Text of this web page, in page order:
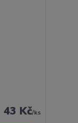
43 Kč/ks